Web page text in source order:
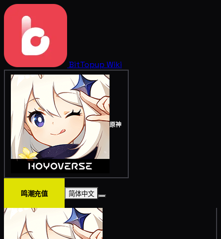
BitTopup Wiki
原神
鸣潮充值 简体中文